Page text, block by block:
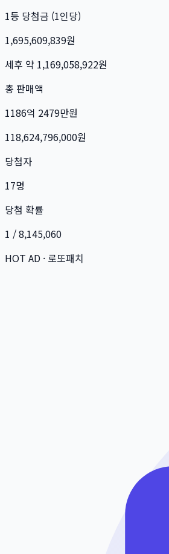
1등 당첨금 (1인당)
1,695,609,839원
세후 약 1,169,058,922원
총 판매액
1186억 2479만원
118,624,796,000원
당첨자
17명
당첨 확률
1 / 8,145,060
HOT AD · 로또패치